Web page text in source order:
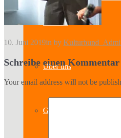
Kontakt
Über uns
Geschichte
10. Juni 2019in by
Schreibe einen Kommentar
Your email address will not be